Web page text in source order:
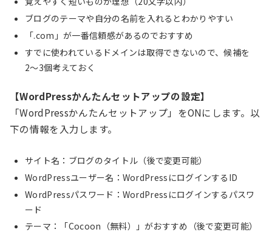
ブログのテーマや自分の名前を入れるとわかりやすい
「.com」が一番信頼感があるのでおすすめ
すでに使われているドメインは取得できないので、候補を
2〜3個考えておく
【WordPressかんたんセットアップの設定】
「WordPressかんたんセットアップ」をONにします。以
下の情報を入力します。
サイト名：ブログのタイトル（後で変更可能）
WordPressユーザー名：WordPressにログインするID
WordPressパスワード：WordPressにログインするパスワ
ード
テーマ：「Cocoon（無料）」がおすすめ（後で変更可能）